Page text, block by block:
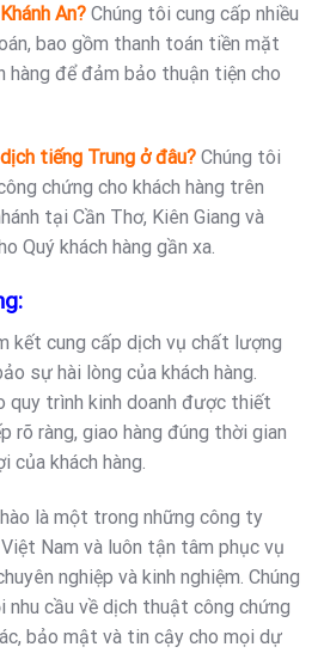
An?Chúng tôi cung cấp nhiều
bao gồm thanh toán tiền mặt
hàng để đảm bảo thuận tiện cho
tiếng Trung ở đâu?Chúng tôi
chứng cho khách hàng trên
tại Cần Thơ, Kiên Giang và
Quý khách hàng gần xa.
kết cung cấp dịch vụ chất lượng
sự hài lòng của khách hàng.
quy trình kinh doanh được thiết
rõ ràng, giao hàng đúng thời gian
của khách hàng.
là một trong những công ty
Nam và luôn tận tâm phục vụ
nghiệp và kinh nghiệm. Chúng
cầu về dịch thuật công chứng
bảo mật và tin cậy cho mọi dự